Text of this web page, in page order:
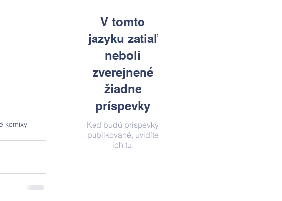
V tomto
jazyku zatiaľ
neboli
zverejnené
žiadne
príspevky
Keď budú príspevky
publikované, uvidíte
ich tu.
komixy